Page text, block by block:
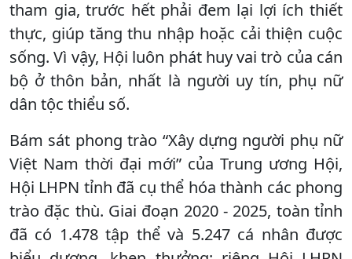
tham gia, trước hết phải đem lại lợi ích thiết
thực, giúp tăng thu nhập hoặc cải thiện cuộc
sống. Vì vậy, Hội luôn phát huy vai trò của cán
bộ ở thôn bản, nhất là người uy tín, phụ nữ
dân tộc thiểu số.
Bám sát phong trào “Xây dựng người phụ nữ
Việt Nam thời đại mới” của Trung ương Hội,
Hội LHPN tỉnh đã cụ thể hóa thành các phong
trào đặc thù. Giai đoạn 2020 - 2025, toàn tỉnh
đã có 1.478 tập thể và 5.247 cá nhân được